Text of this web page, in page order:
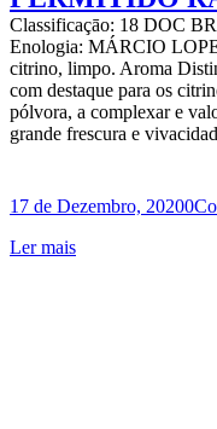
Classificaçāo: 18 DOC
Enologia: MÁRCIO
citrino, limpo. Aroma
com destaque para os
pólvora, a complexar e
grande frescura e
17 de Dezembro, 20200
Ler mais